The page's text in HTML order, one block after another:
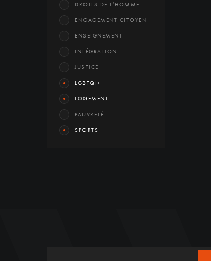
DROITS DE L’HOMME
ENGAGEMENT CITOYEN
ENSEIGNEMENT
INTÉGRATION
JUSTICE
LGBTQI+
LOGEMENT
PAUVRETÉ
SPORTS